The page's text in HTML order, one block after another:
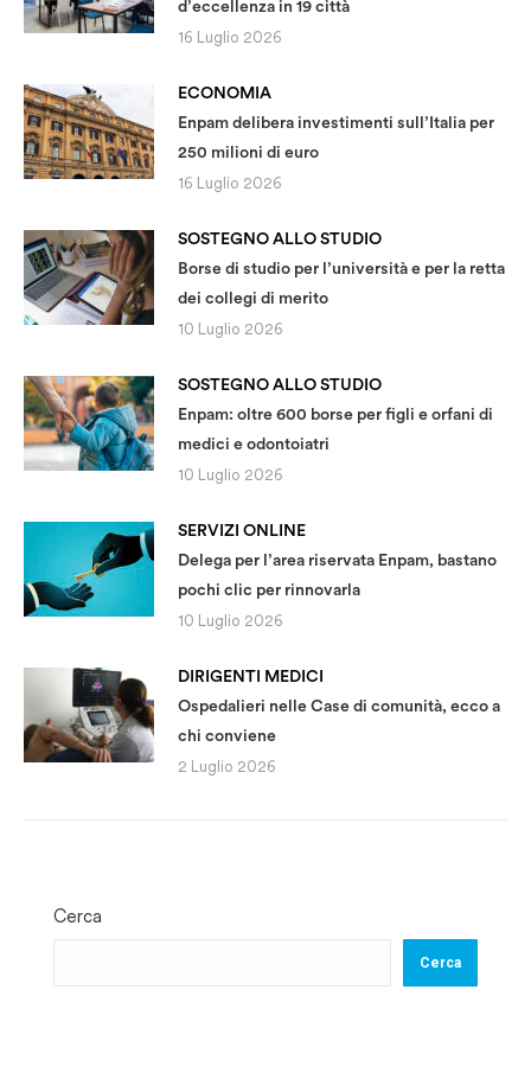
d’eccellenza in 19 città
16 Luglio 2026
ECONOMIA
Enpam delibera investimenti sull’Italia per
250 milioni di euro
16 Luglio 2026
SOSTEGNO ALLO STUDIO
Borse di studio per l’università e per la retta
dei collegi di merito
10 Luglio 2026
SOSTEGNO ALLO STUDIO
Enpam: oltre 600 borse per figli e orfani di
medici e odontoiatri
10 Luglio 2026
SERVIZI ONLINE
Delega per l’area riservata Enpam, bastano
pochi clic per rinnovarla
10 Luglio 2026
DIRIGENTI MEDICI
Ospedalieri nelle Case di comunità, ecco a
chi conviene
2 Luglio 2026
Cerca
Cerca